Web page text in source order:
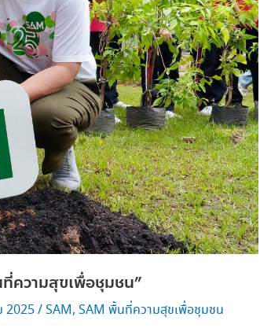
ความสุขเพื่อชุมชน”
2025/SAM, SAM พื้นที่ความสุขเพื่อชุมชน